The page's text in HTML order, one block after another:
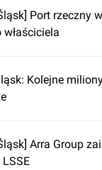
Port rzeczny
właściciela
Kolejne
Arra Group
LSSE